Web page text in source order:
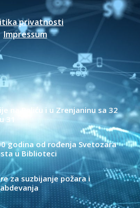
privatnosti
Impressum
na Paliću i u Zrenjaninu sa 32
31
godina od rođenja Svetozara
u Biblioteci
za suzbijanje požara i